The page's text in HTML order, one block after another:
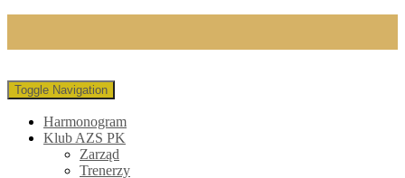
Toggle Navigation
Harmonogram
Klub AZS PK
Zarząd
Trenerzy